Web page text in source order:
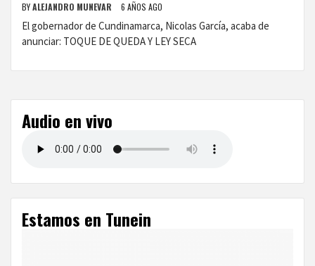
BYALEJANDRO MUNEVAR 6 AÑOS AGO
El gobernador de Cundinamarca, Nicolas García, acaba de
anunciar: TOQUE DE QUEDA Y LEY SECA
Audio en vivo
Estamos en Tunein